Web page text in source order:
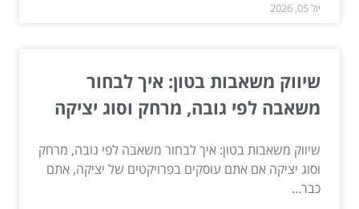
יול 05, 2026
שיווק משאבות בטון: איך לבחור
משאבה לפי גובה, מרחק וסוג יציקה
שיווק משאבות בטון: איך לבחור משאבה לפי גובה, מרחק
וסוג יציקה אם אתם עוסקים בפרויקטים של יציקה, אתם
כבר...